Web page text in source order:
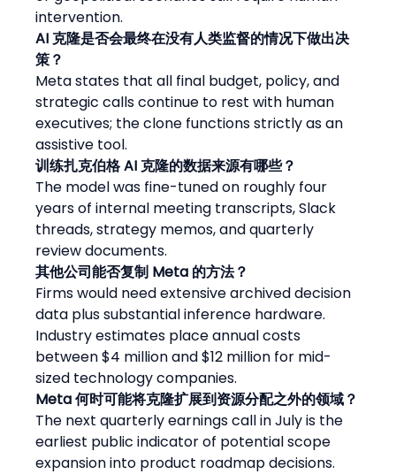
intervention.
AI 克隆是否会最终在没有人类监督的情况下做出决
策？
Meta states that all final budget, policy, and
strategic calls continue to rest with human
executives; the clone functions strictly as an
assistive tool.
训练扎克伯格 AI 克隆的数据来源有哪些？
The model was fine-tuned on roughly four
years of internal meeting transcripts, Slack
threads, strategy memos, and quarterly
review documents.
其他公司能否复制 Meta 的方法？
Firms would need extensive archived decision
data plus substantial inference hardware.
Industry estimates place annual costs
between $4 million and $12 million for mid-
sized technology companies.
Meta 何时可能将克隆扩展到资源分配之外的领域？
The next quarterly earnings call in July is the
earliest public indicator of potential scope
expansion into product roadmap decisions.